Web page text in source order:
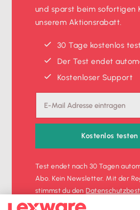
und sparst beim sofortigen
unserem Aktionsrabatt.
30 Tage kostenlos
Der Test endet
Kostenloser Support
Kostenlos testen
Test endet nach 30 Tagen
Abo. Kein Newsletter. Mit der
stimmst du den
und denAGBzu.